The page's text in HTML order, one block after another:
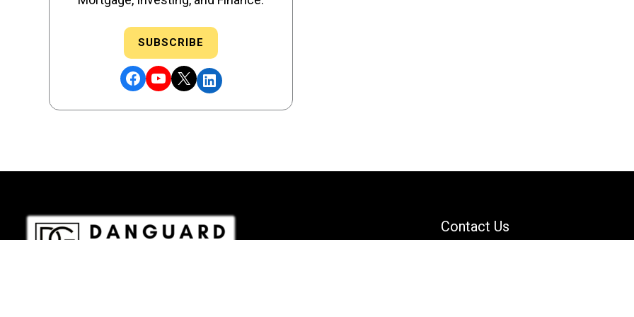
SUBSCRIBE
Facebook YouTube X LinkedIn
Contact Us